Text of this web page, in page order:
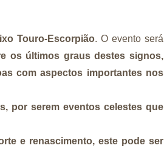
Touro-Escorpião. O evento será
os últimos graus destes signos,
com aspectos importantes nos
por serem eventos celestes que
e renascimento, este pode ser